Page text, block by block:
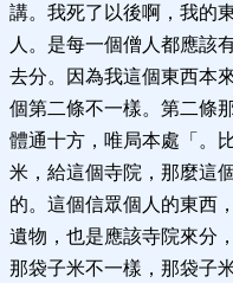
講。我死了以後啊，我的
人。是每一個僧人都應該
去分。因為我這個東西本
個第二條不一樣。第二條
體通十方，唯局本處「。
米，給這個寺院，那麼這
的。這個信眾個人的東西
遺物，也是應該寺院來分
那袋子米不一樣，那袋子